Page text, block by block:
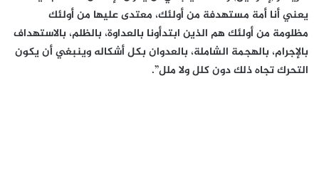
يعني أنا أمة مستهدفة من أولئك، معتدى عليها من أولئك
مظلومة من أولئك هم الذين ابتدأونا بالعداوة، بالظلم، بالاستهداف
بالإجرام، بالهجمة الشاملة، بالعدوان بكل أشكاله وينبغي أن يكون
التحرك تجاه ذلك دون كلل ولا ملل”.